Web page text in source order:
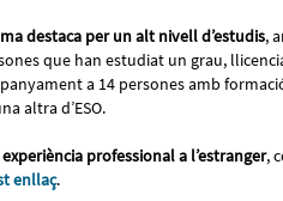
destaca per un alt nivell d’estudis,
que han estudiat un grau,
a 14 persones amb
altra d’ESO.
professional a l’estranger,
enllaç.